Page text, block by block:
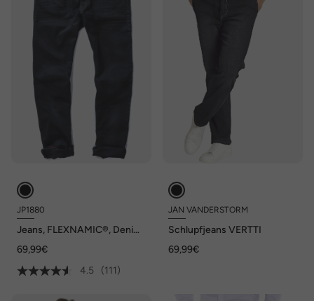
JP1880
Jeans, FLEXNAMIC®, Denim,
69,99€
4.5
(111)
JAN VANDERSTORM
Schlupfjeans VERTTI
69,99€